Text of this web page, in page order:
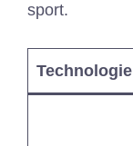
sport.
Technologie